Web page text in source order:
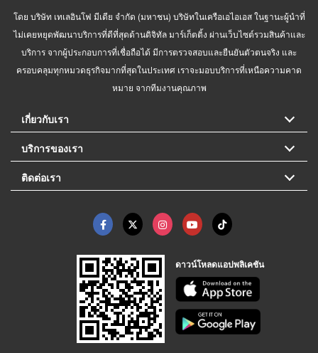
โดย บริษัท เทเลอินโฟ มีเดีย จำกัด (มหาชน) บริษัทในเครือเอไอเอส ในฐานะผู้นำที่
ไม่เคยหยุดพัฒนาบริการที่ดีที่สุดด้านดิจิทัล มาร์เก็ตติ้ง ผ่านเว็บไซต์รวมสินค้าและ
บริการ จากผู้ประกอบการที่เชื่อถือได้ มีการตรวจสอบและยืนยันตัวตนจริง และ
ครอบคลุมทุกหมวดธุรกิจมากที่สุดในประเทศ เราจะมอบบริการที่เหนือความคาด
หมาย จากทีมงานคุณภาพ
เกี่ยวกับเรา
บริการของเรา
ติดต่อเรา
ดาวน์โหลดแอปพลิเคชัน